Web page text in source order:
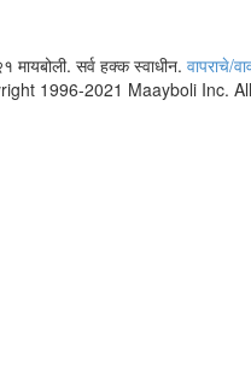
सर्व हक्क स्वाधीन. वापराचे/
1996-2021 Maayboli Inc.